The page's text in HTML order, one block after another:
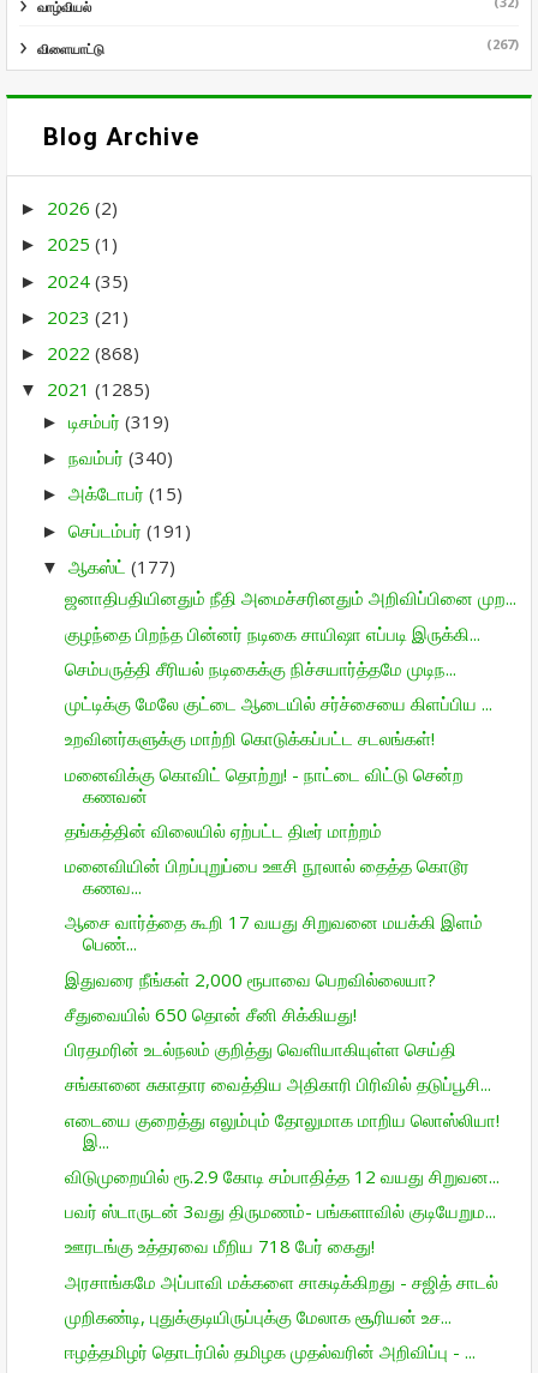
வாழ்வியல்
விளையாட்டு (267)
Blog Archive
► 2026 (2)
► 2025 (1)
► 2024 (35)
► 2023 (21)
► 2022 (868)
▼ 2021 (1285)
► டிசம்பர் (319)
► நவம்பர் (340)
► அக்டோபர் (15)
► செப்டம்பர் (191)
▼ ஆகஸ்ட் (177)
ஜனாதிபதியினதும் நீதி அமைச்சரினதும் அறிவிப்பினை முற...
குழந்தை பிறந்த பின்னர் நடிகை சாயிஷா எப்படி இருக்கி...
செம்பருத்தி சீரியல் நடிகைக்கு நிச்சயார்த்தமே முடிந...
முட்டிக்கு மேலே குட்டை ஆடையில் சர்ச்சையை கிளப்பிய ...
உறவினர்களுக்கு மாற்றி கொடுக்கப்பட்ட சடலங்கள்!
மனைவிக்கு கொவிட் தொற்று! - நாட்டை விட்டு சென்ற
கணவன்
தங்கத்தின் விலையில் ஏற்பட்ட திடீர் மாற்றம்
மனைவியின் பிறப்புறுப்பை ஊசி நூலால் தைத்த கொடூர
கணவ...
ஆசை வார்த்தை கூறி 17 வயது சிறுவனை மயக்கி இளம்
பெண்...
இதுவரை நீங்கள் 2,000 ரூபாவை பெறவில்லையா?
சீதுவையில் 650 தொன் சீனி சிக்கியது!
பிரதமரின் உடல்நலம் குறித்து வெளியாகியுள்ள செய்தி
சங்கானை சுகாதார வைத்திய அதிகாரி பிரிவில் தடுப்பூசி...
எடையை குறைத்து எலும்பும் தோலுமாக மாறிய லொஸ்லியா!
இ...
விடுமுறையில் ரூ.2.9 கோடி சம்பாதித்த 12 வயது சிறுவன...
பவர் ஸ்டாருடன் 3வது திருமணம்- பங்களாவில் குடியேறும...
ஊரடங்கு உத்தரவை மீறிய 718 பேர் கைது!
அரசாங்கமே அப்பாவி மக்களை சாகடிக்கிறது - சஜித் சாடல்
முறிகண்டி, புதுக்குடியிருப்புக்கு மேலாக சூரியன் உச...
ஈழத்தமிழர் தொடர்பில் தமிழக முதல்வரின் அறிவிப்பு - ...